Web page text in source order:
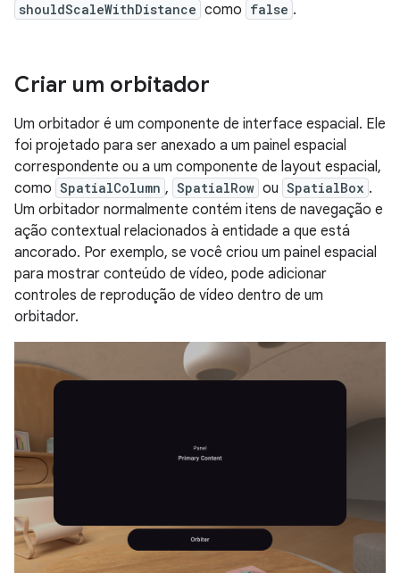
shouldScaleWithDistance como false .
Criar um orbitador
Um orbitador é um componente de interface espacial. Ele
foi projetado para ser anexado a um painel espacial
correspondente ou a um componente de layout espacial,
como SpatialColumn , SpatialRow ou SpatialBox .
Um orbitador normalmente contém itens de navegação e
ação contextual relacionados à entidade a que está
ancorado. Por exemplo, se você criou um painel espacial
para mostrar conteúdo de vídeo, pode adicionar
controles de reprodução de vídeo dentro de um
orbitador.